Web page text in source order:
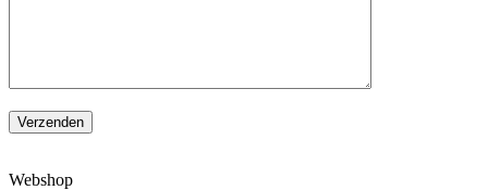
Verzenden
Webshop